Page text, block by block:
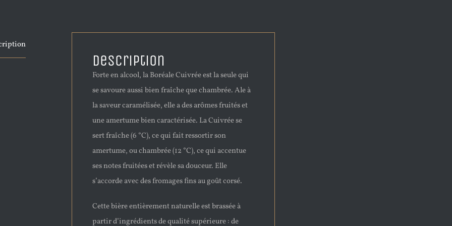
Description
Forte en alcool, la Boréale Cuivrée est la seule qui
se savoure aussi bien fraîche que chambrée. Ale à
la saveur caramélisée, elle a des arômes fruités et
une amertume bien caractérisée. La Cuivrée se
sert fraîche (6 °C), ce qui fait ressortir son
amertume, ou chambrée (12 °C), ce qui accentue
ses notes fruitées et révèle sa douceur. Elle
s’accorde avec des fromages fins au goût corsé.
Cette bière entièrement naturelle est brassée à
partir d’ingrédients de qualité supérieure : de